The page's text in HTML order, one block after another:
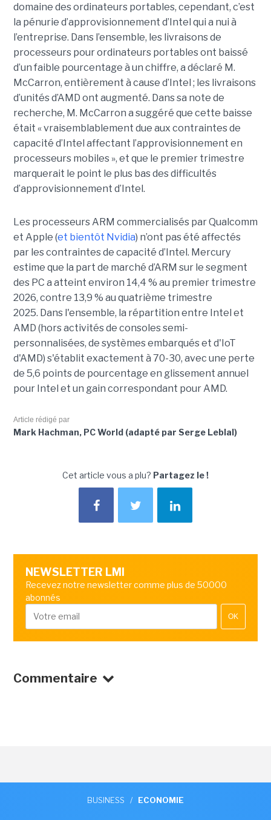
domaine des ordinateurs portables, cependant, c’est
la pénurie d’approvisionnement d’Intel qui a nui à
l’entreprise. Dans l’ensemble, les livraisons de
processeurs pour ordinateurs portables ont baissé
d’un faible pourcentage à un chiffre, a déclaré M.
McCarron, entièrement à cause d’Intel ; les livraisons
d’unités d’AMD ont augmenté. Dans sa note de
recherche, M. McCarron a suggéré que cette baisse
était « vraisemblablement due aux contraintes de
capacité d’Intel affectant l’approvisionnement en
processeurs mobiles », et que le premier trimestre
marquerait le point le plus bas des difficultés
d’approvisionnement d’Intel.
Les processeurs ARM commercialisés par Qualcomm
et Apple (et bientôt Nvidia) n’ont pas été affectés
par les contraintes de capacité d’Intel. Mercury
estime que la part de marché d’ARM sur le segment
des PC a atteint environ 14,4 % au premier trimestre
2026, contre 13,9 % au quatrième trimestre
2025. Dans l'ensemble, la répartition entre Intel et
AMD (hors activités de consoles semi-
personnalisées, de systèmes embarqués et d'IoT
d'AMD) s'établit exactement à 70-30, avec une perte
de 5,6 points de pourcentage en glissement annuel
pour Intel et un gain correspondant pour AMD.
Article rédigé par
Mark Hachman, PC World (adapté par Serge Leblal)
Cet article vous a plu? Partagez le !
NEWSLETTER LMI
Recevez notre newsletter comme plus de 50000
abonnés
OK
Commentaire
BUSINESS / ECONOMIE